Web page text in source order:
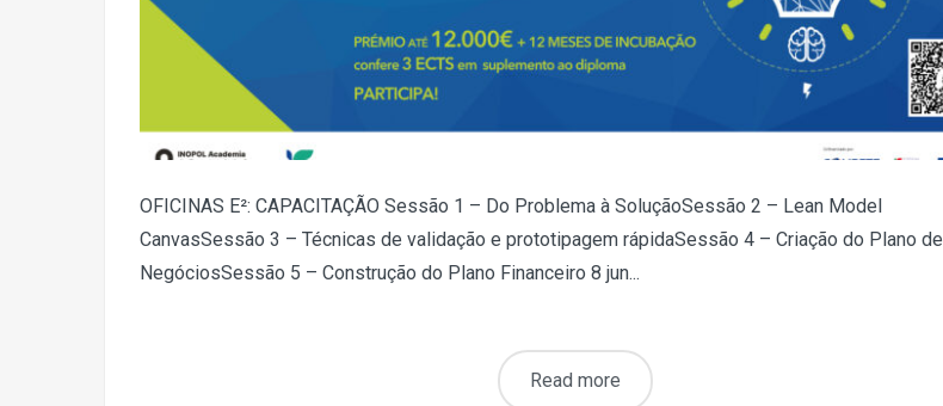
OFICINAS E²: CAPACITAÇÃO Sessão 1 – Do Problema à SoluçãoSessão 2 – Lean Model
CanvasSessão 3 – Técnicas de validação e prototipagem rápidaSessão 4 – Criação do Plano de
NegóciosSessão 5 – Construção do Plano Financeiro 8 jun...
Read more